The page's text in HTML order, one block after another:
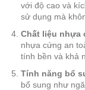
với độ cao và
sử dụng mà
Chất liệu nhựa
nhựa cứng an
tính bền và khả
Tính năng bổ
bổ sung như